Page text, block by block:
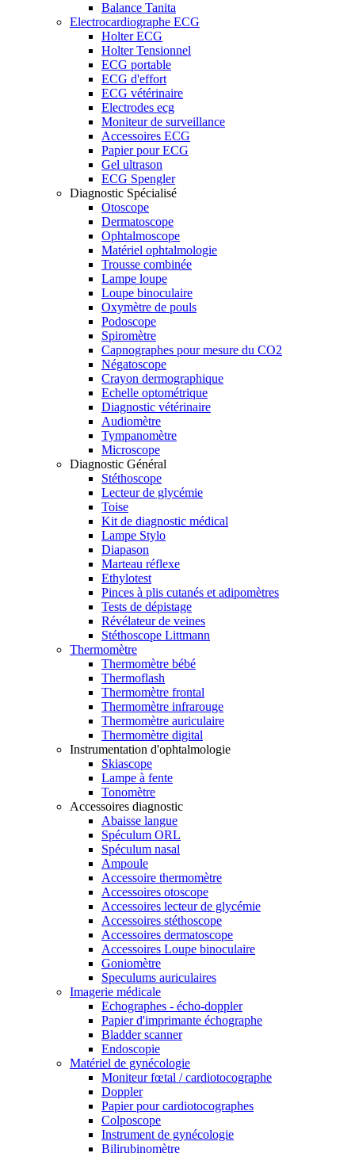
Balance Tanita
Electrocardiographe ECG
Holter ECG
Holter Tensionnel
ECG portable
ECG d'effort
ECG vétérinaire
Electrodes ecg
Moniteur de surveillance
Accessoires ECG
Papier pour ECG
Gel ultrason
ECG Spengler
Diagnostic Spécialisé
Otoscope
Dermatoscope
Ophtalmoscope
Matériel ophtalmologie
Trousse combinée
Lampe loupe
Loupe binoculaire
Oxymètre de pouls
Podoscope
Spiromètre
Capnographes pour mesure du CO2
Négatoscope
Crayon dermographique
Echelle optométrique
Diagnostic vétérinaire
Audiomètre
Tympanomètre
Microscope
Diagnostic Général
Stéthoscope
Lecteur de glycémie
Toise
Kit de diagnostic médical
Lampe Stylo
Diapason
Marteau réflexe
Ethylotest
Pinces à plis cutanés et adipomètres
Tests de dépistage
Révélateur de veines
Stéthoscope Littmann
Thermomètre
Thermomètre bébé
Thermoflash
Thermomètre frontal
Thermomètre infrarouge
Thermomètre auriculaire
Thermomètre digital
Instrumentation d'ophtalmologie
Skiascope
Lampe à fente
Tonomètre
Accessoires diagnostic
Abaisse langue
Spéculum ORL
Spéculum nasal
Ampoule
Accessoire thermomètre
Accessoires otoscope
Accessoires lecteur de glycémie
Accessoires stéthoscope
Accessoires dermatoscope
Accessoires Loupe binoculaire
Goniomètre
Speculums auriculaires
Imagerie médicale
Echographes - écho-doppler
Papier d'imprimante échographe
Bladder scanner
Endoscopie
Matériel de gynécologie
Moniteur fœtal / cardiotocographe
Doppler
Papier pour cardiotocographes
Colposcope
Instrument de gynécologie
Bilirubinomètre